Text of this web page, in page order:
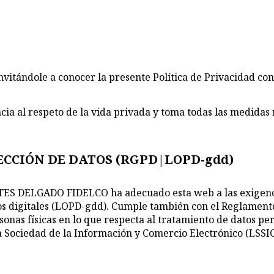
a conocer la presente Política de Privacidad
al respeto de la vida privada y toma todas las
DE DATOS (RGPD|LOPD-gdd)
DELGADO FIDELCO ha adecuado esta web a las
digitales (LOPD-gdd). Cumple también con el
físicas en lo que respecta al tratamiento de datos
de la Información y Comercio Electrónico